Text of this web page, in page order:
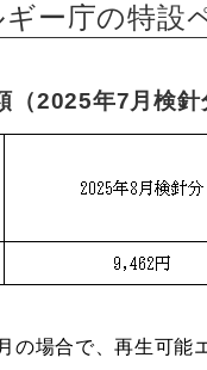
ー庁の特設
（2025年7月検針
の場合で、再生可